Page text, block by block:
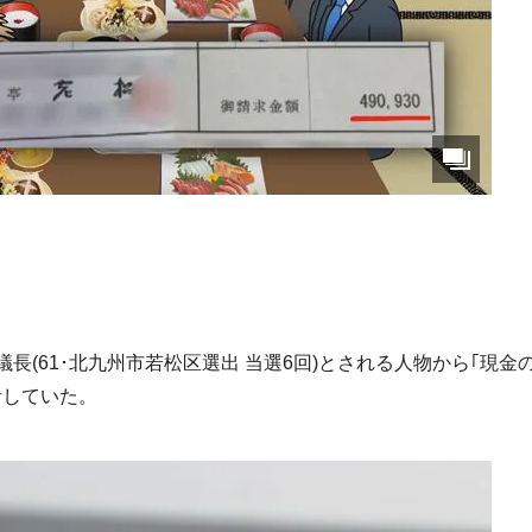
(61･北九州市若松区選出 当選6回)とされる人物から｢現金
ていた。